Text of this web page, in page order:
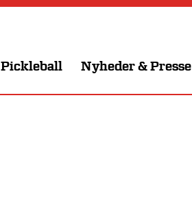
Pickleball Nyheder & Presse